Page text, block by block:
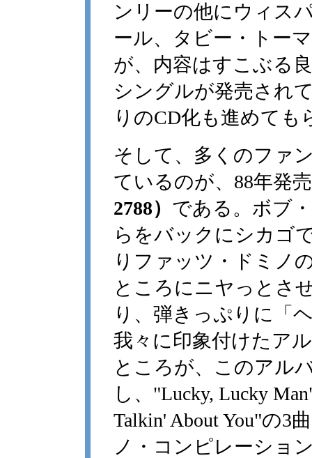
ンリーの他にウィス
ール、タビー・トー
が、内容はすこぶる
シングルが発売され
りのCD化も進めて
そして、多くのファ
ているのが、88年発
2788） である。ボブ
らをバックにシカゴ
りファッツ・ドミノ
ところにニヤっとさ
り、弾きっぷりに「
我々に印象付けたア
ところが、このアル
し、"Lucky, Lucky
Talkin' About You"の3
ノ・コンピレーショ